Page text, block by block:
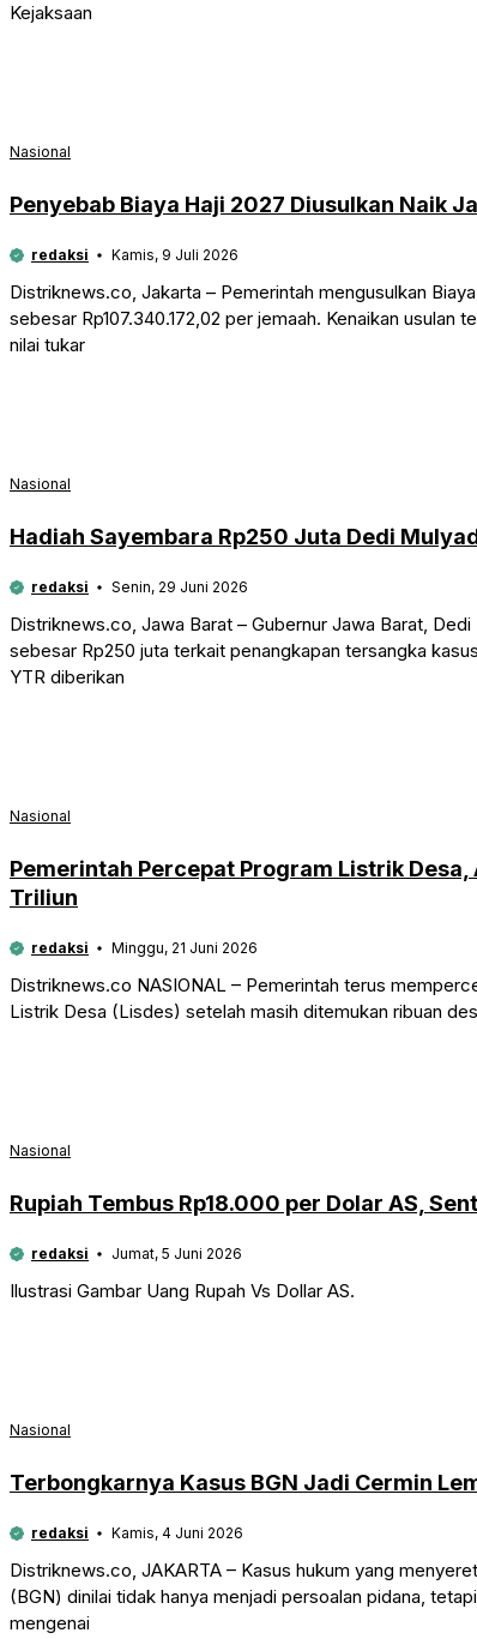
Kejaksaan
Nasional
Penyebab Biaya Haji 2027 Diusulkan Naik
redaksi Kamis, 9 Juli 2026
Distriknews.co, Jakarta – Pemerintah mengusulkan
sebesar Rp107.340.172,02 per jemaah. Kenaikan usulan
nilai tukar
Nasional
Hadiah Sayembara Rp250 Juta Dedi
redaksi Senin, 29 Juni 2026
Distriknews.co, Jawa Barat – Gubernur Jawa Barat,
sebesar Rp250 juta terkait penangkapan tersangka
YTR diberikan
Nasional
Pemerintah Percepat Program Listrik
Triliun
redaksi Minggu, 21 Juni 2026
Distriknews.co NASIONAL – Pemerintah terus
Listrik Desa (Lisdes) setelah masih ditemukan ribuan
Nasional
Rupiah Tembus Rp18.000 per Dolar AS,
redaksi Jumat, 5 Juni 2026
Ilustrasi Gambar Uang Rupah Vs Dollar AS.
Nasional
Terbongkarnya Kasus BGN Jadi Cermin
redaksi Kamis, 4 Juni 2026
Distriknews.co, JAKARTA – Kasus hukum yang
(BGN) dinilai tidak hanya menjadi persoalan pidana,
mengenai